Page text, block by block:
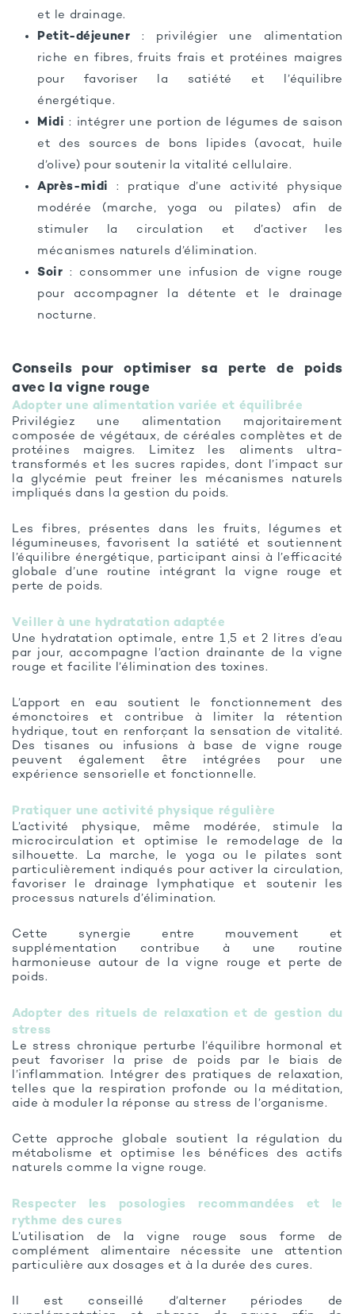
et le drainage.
Petit-déjeuner : privilégier une alimentation
riche en fibres, fruits frais et protéines maigres
pour favoriser la satiété et l’équilibre
énergétique.
Midi : intégrer une portion de légumes de saison
et des sources de bons lipides (avocat, huile
d’olive) pour soutenir la vitalité cellulaire.
Après-midi
: pratique d’une activité physique
modérée (marche, yoga ou pilates) afin de
stimuler la circulation et d’activer les
mécanismes naturels d’élimination.
Soir : consommer une infusion de vigne rouge
pour accompagner la détente et le drainage
nocturne.
Conseils pour optimiser sa perte de poids
avec la vigne rouge
Adopter une alimentation variée et équilibrée
Privilégiez une alimentation majoritairement
composée de végétaux, de céréales complètes et de
protéines maigres. Limitez les aliments ultra-
transformés et les sucres rapides, dont l’impact sur
la glycémie peut freiner les mécanismes naturels
impliqués dans la gestion du poids.
Les fibres, présentes dans les fruits, légumes et
légumineuses, favorisent la satiété et soutiennent
l’équilibre énergétique, participant ainsi à l’efficacité
globale d’une routine intégrant la vigne rouge et
perte de poids.
Veiller à une hydratation adaptée
Une hydratation optimale, entre 1,5 et 2 litres d’eau
par jour, accompagne l’action drainante de la vigne
rouge et facilite l’élimination des toxines.
L’apport en eau soutient le fonctionnement des
émonctoires et contribue à limiter la rétention
hydrique, tout en renforçant la sensation de vitalité.
Des tisanes ou infusions à base de vigne rouge
peuvent également être intégrées pour une
expérience sensorielle et fonctionnelle.
Pratiquer une activité physique régulière
L’activité physique, même modérée, stimule la
microcirculation et optimise le remodelage de la
silhouette. La marche, le yoga ou le pilates sont
particulièrement indiqués pour activer la circulation,
favoriser le drainage lymphatique et soutenir les
processus naturels d’élimination.
Cette synergie entre mouvement et
supplémentation contribue à une routine
harmonieuse autour de la vigne rouge et perte de
poids.
Adopter des rituels de relaxation et de gestion du
stress
Le stress chronique perturbe l’équilibre hormonal et
peut favoriser la prise de poids par le biais de
l’inflammation. Intégrer des pratiques de relaxation,
telles que la respiration profonde ou la méditation,
aide à moduler la réponse au stress de l’organisme.
Cette approche globale soutient la régulation du
métabolisme et optimise les bénéfices des actifs
naturels comme la vigne rouge.
Respecter les posologies recommandées et le
rythme des cures
L’utilisation de la vigne rouge sous forme de
complément alimentaire nécessite une attention
particulière aux dosages et à la durée des cures.
Il est conseillé d’alterner périodes de